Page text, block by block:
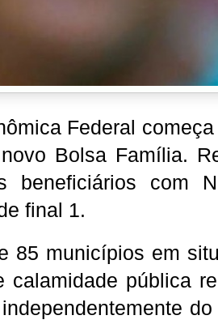
Federal
Bolsa Família.
beneficiários com
final 1.
85 municípios em
calamidade pública